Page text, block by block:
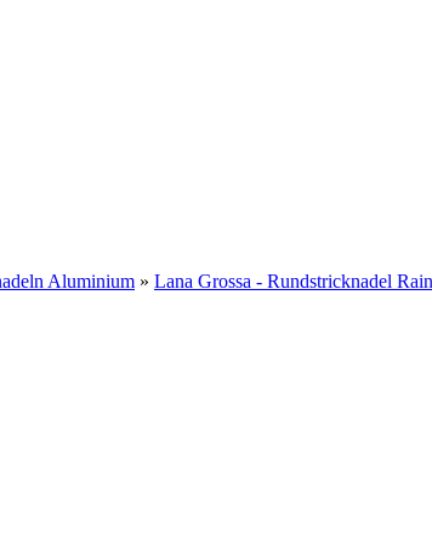
Aluminium » Lana Grossa - Rundstricknadel